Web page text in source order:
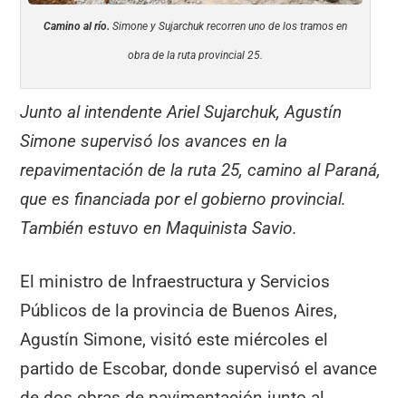
Camino al río. Simone y Sujarchuk recorren uno de los tramos en
obra de la ruta provincial 25.
Junto al intendente Ariel Sujarchuk, Agustín
Simone supervisó los avances en la
repavimentación de la ruta 25, camino al Paraná,
que es financiada por el gobierno provincial.
También estuvo en Maquinista Savio.
El ministro de Infraestructura y Servicios
Públicos de la provincia de Buenos Aires,
Agustín Simone, visitó este miércoles el
partido de Escobar, donde supervisó el avance